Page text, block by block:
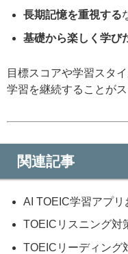
長期記憶を重視する
基礎から楽しく学び
目標スコアや学習スタ
学習を継続することが
関連記事
AI TOEIC学習アプリ
TOEICリスニング対
TOEICリーディング